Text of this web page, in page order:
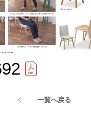
一覧へ戻る